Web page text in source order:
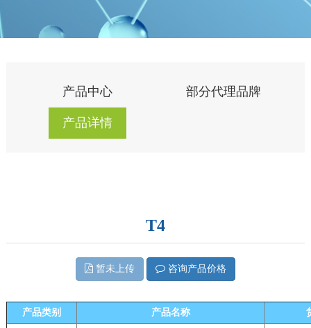
产品中心 部分代理品牌
产品详情
T4
暂未上传 咨询产品价格
产品类别 产品名称